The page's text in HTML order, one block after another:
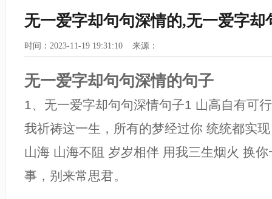
无一爱字却句句深情的,无一爱字却
时间：2023-11-19 19:31:10 来源：
无一爱字却句句深情的句子
1、无一爱字却句句深情句子1 山高自有可
我祈祷这一生，所有的梦经过你 统统都实
山海 山海不阻 岁岁相伴 用我三生烟火 换
事，别来常思君。